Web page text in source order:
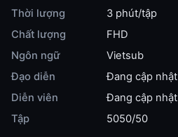
Thời lượng
3 phút/tập
Chất lượng
FHD
Ngôn ngữ
Vietsub
Đạo diễn
Đang cập nhật
Diễn viên
Đang cập nhật
Tập
5050/50